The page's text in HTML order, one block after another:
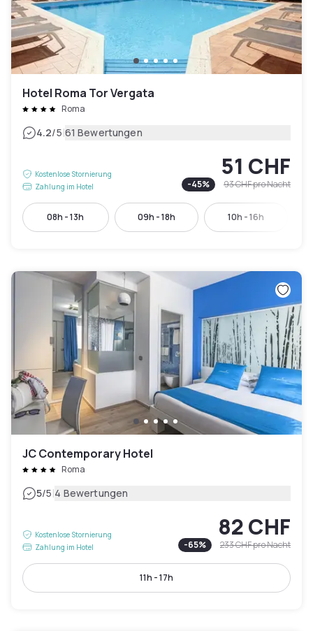
Hotel Roma Tor Vergata
Roma
4.2/5|61 Bewertungen
Kostenlose Stornierung
Zahlung im Hotel
51 CHF
-45% 93 CHFpro Nacht
08h - 13h 09h - 18h 10h - 16h
JC Contemporary Hotel
Roma
5/5|4 Bewertungen
Kostenlose Stornierung
Zahlung im Hotel
82 CHF
-65% 233 CHFpro Nacht
11h - 17h